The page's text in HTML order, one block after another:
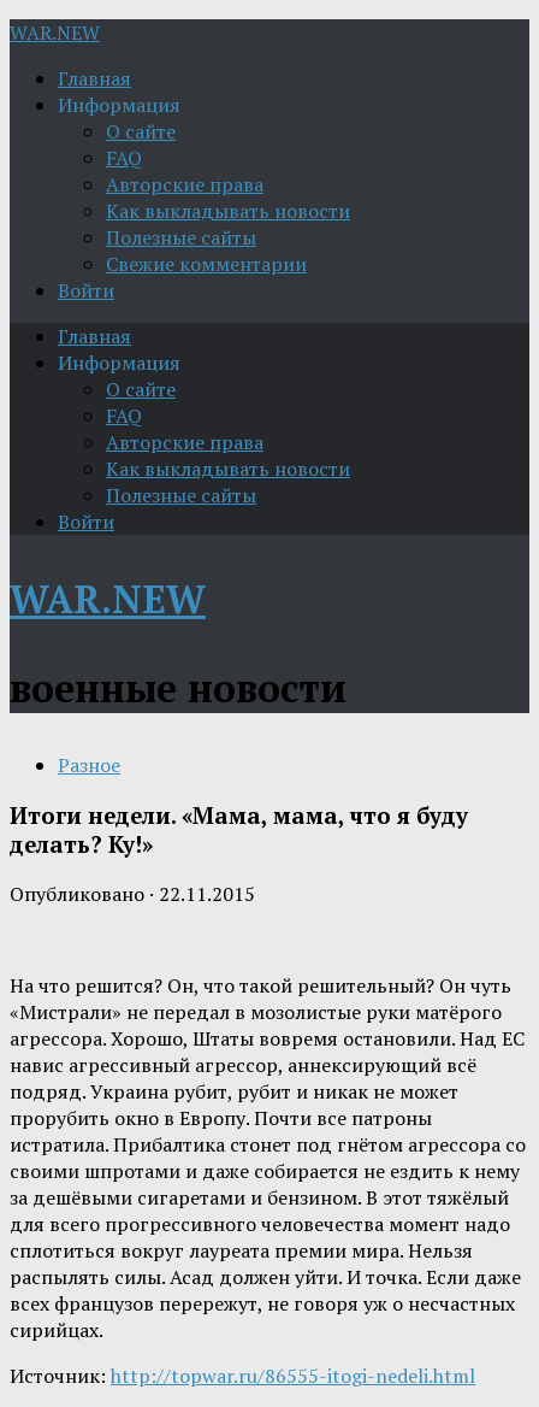
WAR.NEW
Главная
Информация
О сайте
FAQ
Авторские права
Как выкладывать новости
Полезные сайты
Свежие комментарии
Войти
Главная
Информация
О сайте
FAQ
Авторские права
Как выкладывать новости
Полезные сайты
Войти
WAR.NEW
военные новости
Разное
Итоги недели. «Мама, мама, что я буду
делать? Ку!»
Опубликовано · 22.11.2015
На что решится? Он, что такой решительный? Он чуть
«Мистрали» не передал в мозолистые руки матёрого
агрессора. Хорошо, Штаты вовремя остановили. Над ЕС
навис агрессивный агрессор, аннексирующий всё
подряд. Украина рубит, рубит и никак не может
прорубить окно в Европу. Почти все патроны
истратила. Прибалтика стонет под гнётом агрессора со
своими шпротами и даже собирается не ездить к нему
за дешёвыми сигаретами и бензином. В этот тяжёлый
для всего прогрессивного человечества момент надо
сплотиться вокруг лауреата премии мира. Нельзя
распылять силы. Асад должен уйти. И точка. Если даже
всех французов перережут, не говоря уж о несчастных
сирийцах.
Источник: http://topwar.ru/86555-itogi-nedeli.html